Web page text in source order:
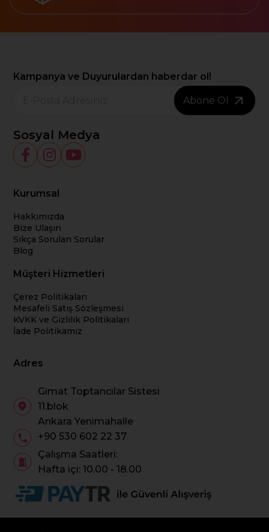
Kampanya ve Duyurulardan haberdar ol!
Abone Ol
Sosyal Medya
Kurumsal
Hakkımızda
Bize Ulaşın
Sıkça Sorulan Sorular
Blog
Müşteri Hizmetleri
Çerez Politikaları
Mesafeli Satış Sözleşmesi
KVKK ve Gizlilik Politikaları
İade Politikamız
Adres
Gimat Toptancılar Sistesi
11.blok
Ankara Yenimahalle
+90 530 602 22 37
Çalışma Saatleri:
Hafta içi: 10.00 - 18.00